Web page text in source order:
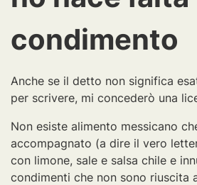
condimento
Anche se il detto non significa
per scrivere, mi concederò una
Non esiste alimento messicano
accompagnato (a dire il vero
con limone, sale e salsa chile e
condimenti che non sono riuscita